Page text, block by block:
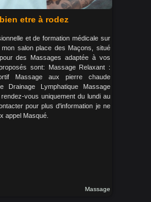
etre à rodez
et de formation médicale sur
salon place des Maçons, situé
des Massages adaptée à vos
sont: Massage Relaxant :
Massage aux pierre chaude
Drainage Lymphatique Massage
vous uniquement du lundi au
pour plus d'information je ne
appel Masqué.
Massage